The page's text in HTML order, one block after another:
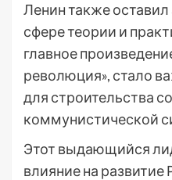
Ленин также
сфере теории и
главное
революция», стало
для строительства
коммунистической
Этот выдающийся
влияние на